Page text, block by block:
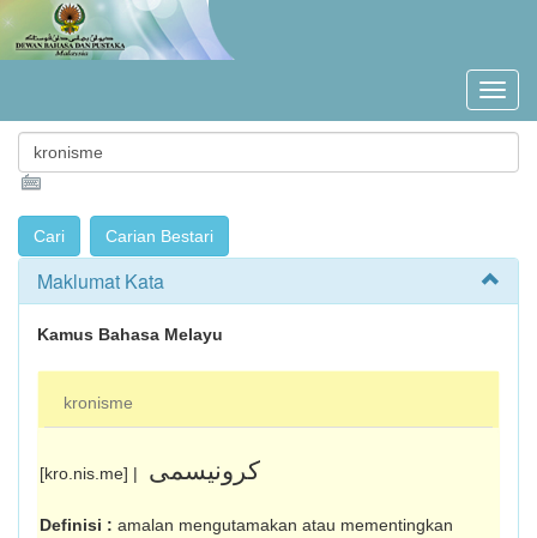
Maklumat Kata
Kamus Bahasa Melayu
kronisme
[kro.nis.me] | کرونيسمى
Definisi : amalan mengutamakan atau memen­tingkan